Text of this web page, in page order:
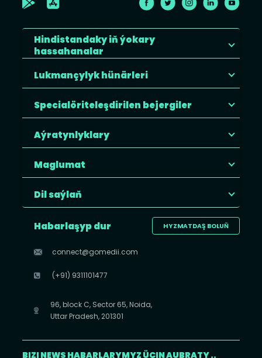
Hindistandaky iň ýokary
hassahanalar
Lukmançylyk hünärleri
Specialöriteleşdirilen bejergiler
Aýratynlyklary
Maglumat
Dil saýlaň
HYZMATDAŞ BOLUŇ
Habarlaşyp dur
connect@gomedii.com
(+91) 9311101477
96, block C, Sector 65, Noida,
Uttar Pradesh, 201301
BIZI NEWS HABARLARYMYZ ÜÇIN AUBRATY ..